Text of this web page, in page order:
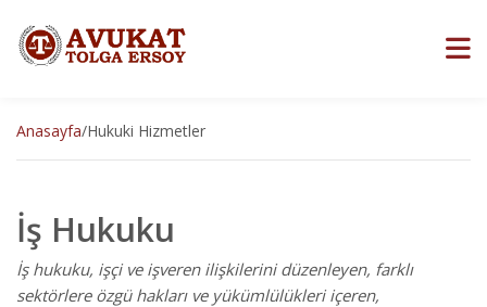
Anasayfa/Hukuki Hizmetler
İş Hukuku
İş hukuku, işçi ve işveren ilişkilerini düzenleyen, farklı
sektörlere özgü hakları ve yükümlülükleri içeren,